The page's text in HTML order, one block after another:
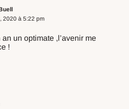
2020 à 5:22 pm
un optimate ,l’avenir me
!